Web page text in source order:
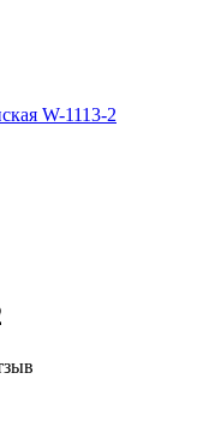
W-1113-2